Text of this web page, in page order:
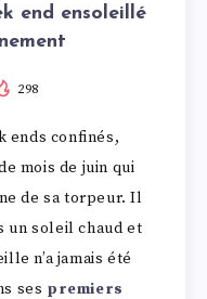
end ensoleillé
298
ends confinés,
mois de juin qui
de sa torpeur. Il
un soleil chaud et
n’a jamais été
ses premiers